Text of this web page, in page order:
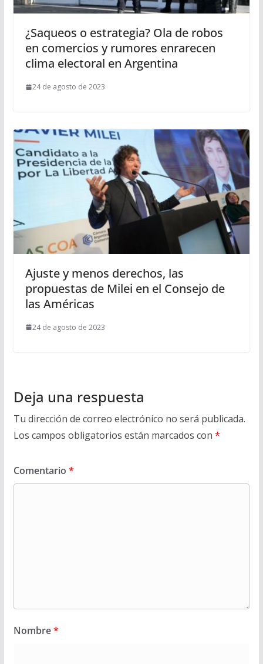
¿Saqueos o estrategia? Ola de robos
en comercios y rumores enrarecen
clima electoral en Argentina
24 de agosto de 2023
Ajuste y menos derechos, las
propuestas de Milei en el Consejo de
las Américas
24 de agosto de 2023
Deja una respuesta
Tu dirección de correo electrónico no será publicada.
Los campos obligatorios están marcados con *
Comentario *
Nombre*